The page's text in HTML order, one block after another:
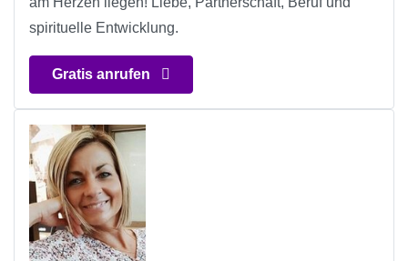
spirituelle Entwicklung.
Gratis anrufen